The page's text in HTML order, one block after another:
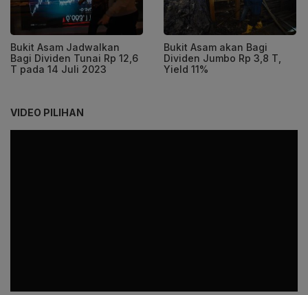
Bukit Asam Jadwalkan
Bagi Dividen Tunai Rp 12,6
T pada 14 Juli 2023
Bukit Asam akan Bagi
Dividen Jumbo Rp 3,8 T,
Yield 11%
VIDEO PILIHAN